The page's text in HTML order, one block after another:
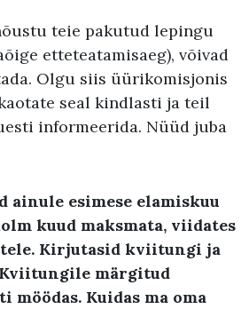
teie pakutud lepingu
etteteatamisaeg), võivad
Olgu siis üürikomisjonis
seal kindlasti ja teil
informeerida. Nüüd juba
ainule esimese elamiskuu
kuud maksmata, viidates
Kirjutasid kviitungi ja
märgitud
möödas. Kuidas ma oma